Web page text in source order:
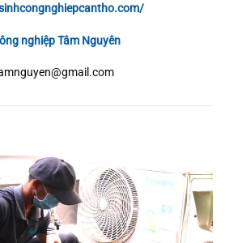
nghiệp Tâm Nguyên